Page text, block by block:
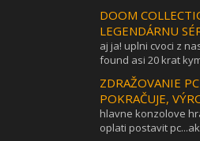
DOOM
LEGENDÁRNU
aj ja! uplni cvoci z
found asi 20 krat
ZDRAŽOVANIE
POKRAČUJE,
hlavne konzolove
oplati postavit